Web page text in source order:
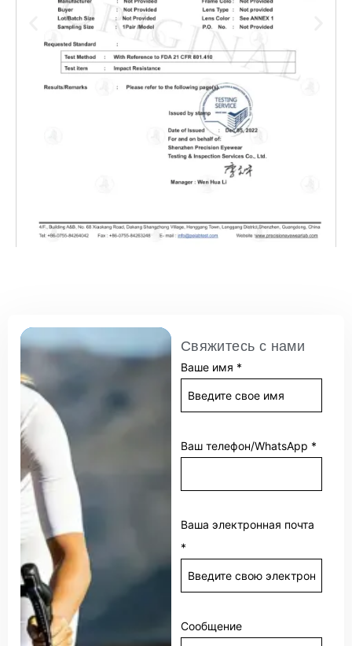
Свяжитесь с нами
Ваше имя *
Ваш телефон/WhatsApp *
Ваша электронная почта
*
Сообщение